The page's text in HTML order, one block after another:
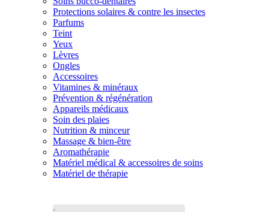
Protections solaires & contre les insectes
Parfums
Teint
Yeux
Lèvres
Ongles
Accessoires
Vitamines & minéraux
Prévention & régénération
Appareils médicaux
Soin des plaies
Nutrition & minceur
Massage & bien-être
Aromathérapie
Matériel médical & accessoires de soins
Matériel de thérapie